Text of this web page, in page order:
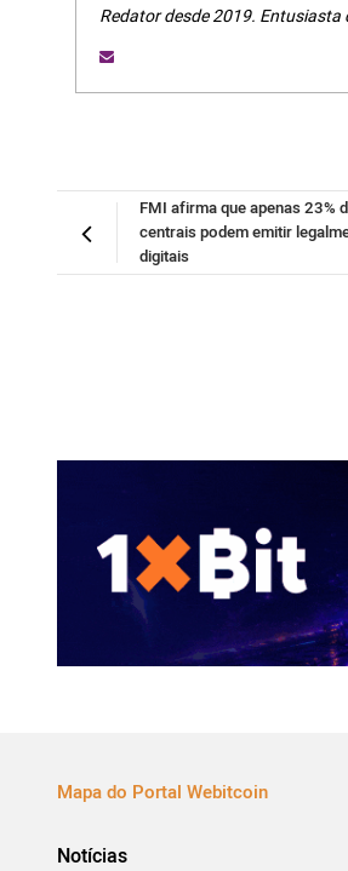
Redator desde 2019.
FMI afirma que apenas 23%
centrais podem emitir
digitais
Mapa do Portal Webitcoin
Notícias